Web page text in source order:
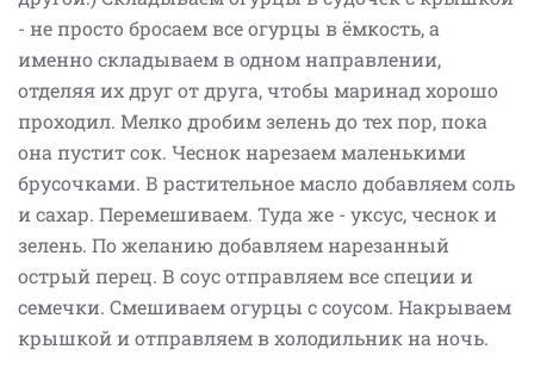
- не просто бросаем все огурцы в ёмкость, а
именно складываем в одном направлении,
отделяя их друг от друга, чтобы маринад хорошо
проходил. Мелко дробим зелень до тех пор, пока
она пустит сок. Чеснок нарезаем маленькими
брусочками. В растительное масло добавляем соль
и сахар. Перемешиваем. Туда же - уксус, чеснок и
зелень. По желанию добавляем нарезанный
острый перец. В соус отправляем все специи и
семечки. Смешиваем огурцы с соусом. Накрываем
крышкой и отправляем в холодильник на ночь.